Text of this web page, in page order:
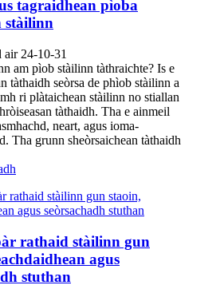
tagraidhean pìoba
stàilinn
air 24-10-31
am pìob stàilinn tàthraichte? Is e
tàthaidh seòrsa de phìob stàilinn a
ri plàtaichean stàilinn no stiallan
tàthaidh. Tha e ainmeil
neart, agus ioma-
Tha grunn sheòrsaichean tàthaidh
rathaid stàilinn gun
agus
stuthan